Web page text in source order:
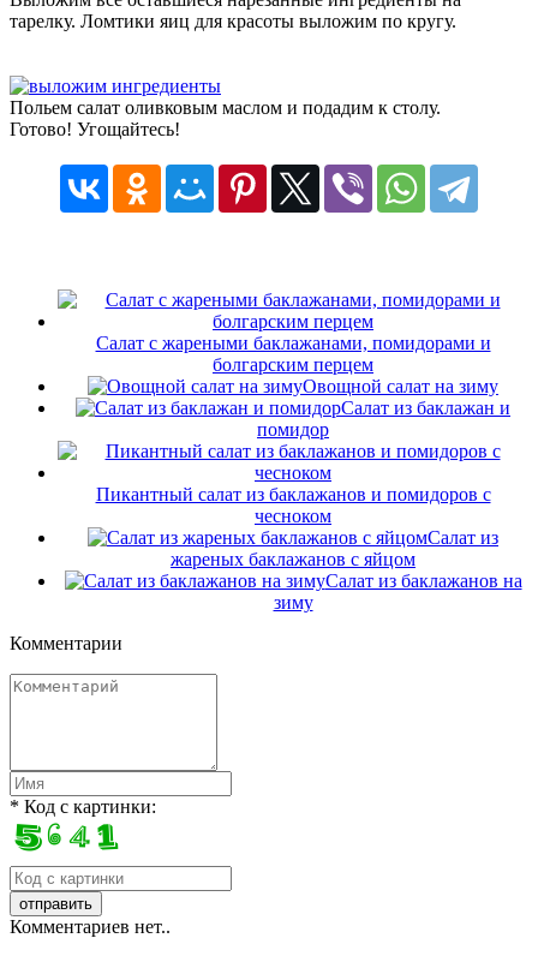
тарелку. Ломтики яиц для красоты выложим по кругу.
Польем салат оливковым маслом и подадим к столу.
Готово! Угощайтесь!
Салат с жареными баклажанами, помидорами и
болгарским перцем
Овощной салат на зиму
Салат из баклажан и
помидор
Пикантный салат из баклажанов и помидоров с
чесноком
Салат из
жареных баклажанов с яйцом
Салат из баклажанов на
зиму
Комментарии
* Код с картинки:
Комментариев нет..